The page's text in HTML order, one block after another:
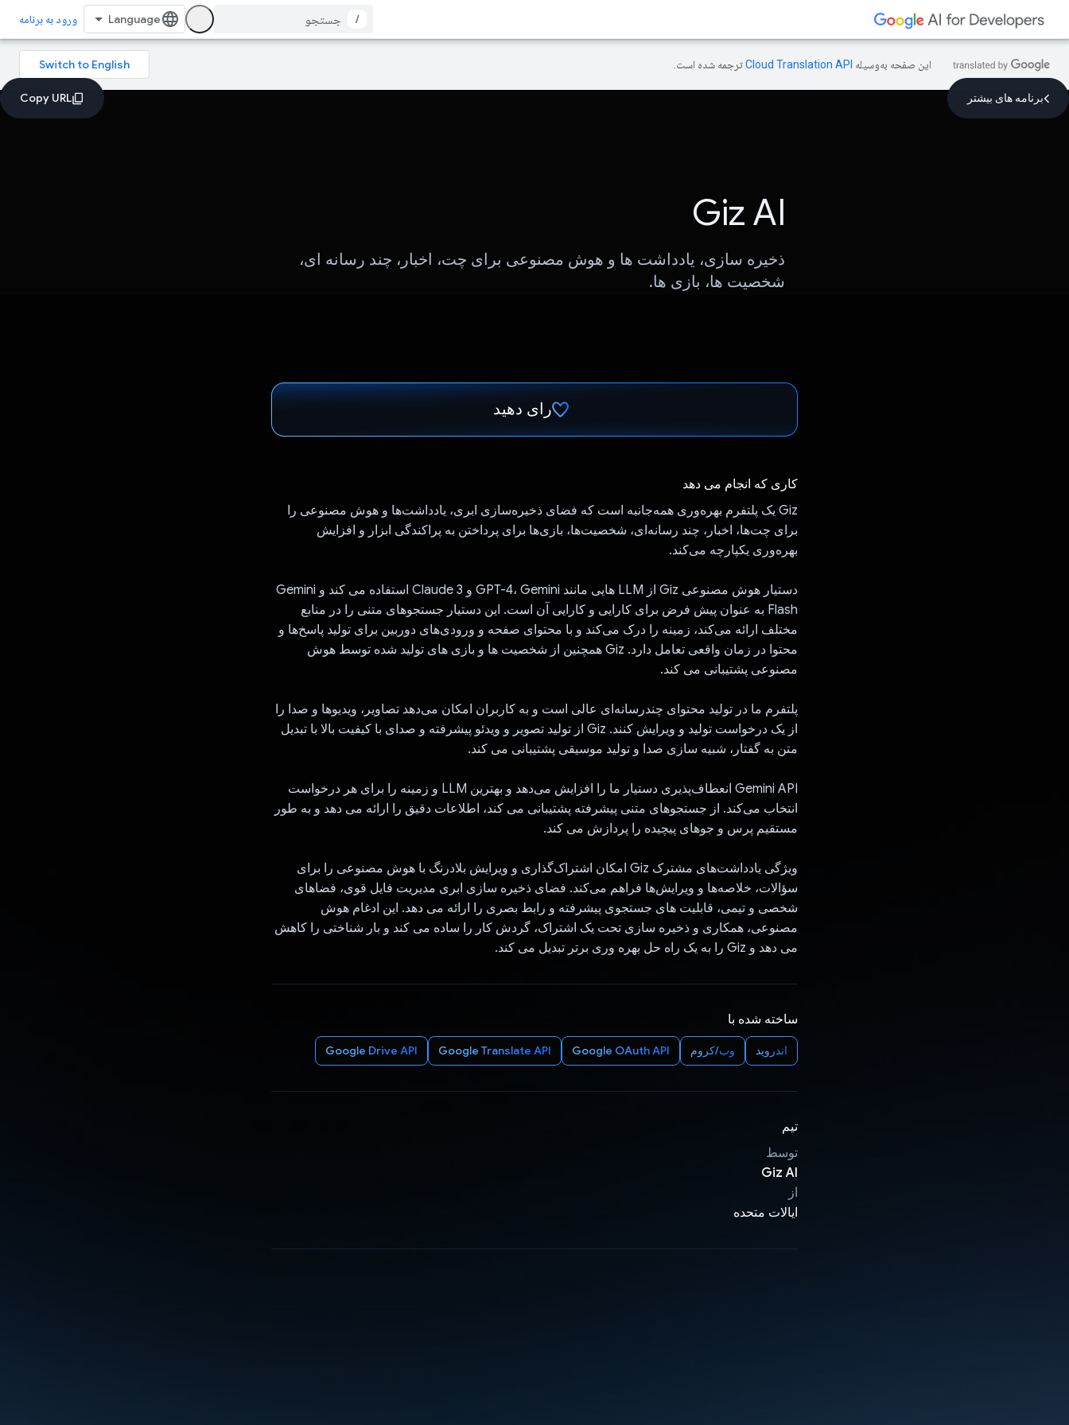
/ ورود به برنامه
این صفحه به‌وسیله ترجمه شده است.
برنامه های بیشتر
Giz AI
ذخیره سازی، یادداشت ها و هوش مصنوعی برای چت، اخبار، چند رسانه ای،
شخصیت ها، بازی ها.
رای دهید
کاری که انجام می دهد
Giz یک پلتفرم بهره‌وری همه‌جانبه است که فضای ذخیره‌سازی ابری، یادداشت‌ها و هوش مصنوعی را
برای چت‌ها، اخبار، چند رسانه‌ای، شخصیت‌ها، بازی‌ها برای پرداختن به پراکندگی ابزار و افزایش
بهره‌وری یکپارچه می‌کند.
دستیار هوش مصنوعی Giz از LLM هایی مانند GPT-4، Gemini و Claude 3 استفاده می کند و Gemini
Flash به عنوان پیش فرض برای کارایی و کارایی آن است. این دستیار جستجوهای متنی را در منابع
مختلف ارائه می‌کند، زمینه را درک می‌کند و با محتوای صفحه و ورودی‌های دوربین برای تولید پاسخ‌ها و
محتوا در زمان واقعی تعامل دارد. Giz همچنین از شخصیت ها و بازی های تولید شده توسط هوش
مصنوعی پشتیبانی می کند.
پلتفرم ما در تولید محتوای چندرسانه‌ای عالی است و به کاربران امکان می‌دهد تصاویر، ویدیوها و صدا را
از یک درخواست تولید و ویرایش کنند. Giz از تولید تصویر و ویدئو پیشرفته و صدای با کیفیت بالا با تبدیل
متن به گفتار، شبیه سازی صدا و تولید موسیقی پشتیبانی می کند.
Gemini API انعطاف‌پذیری دستیار ما را افزایش می‌دهد و بهترین LLM و زمینه را برای هر درخواست
انتخاب می‌کند. از جستجوهای متنی پیشرفته پشتیبانی می کند، اطلاعات دقیق را ارائه می دهد و به طور
مستقیم پرس و جوهای پیچیده را پردازش می کند.
ویژگی یادداشت‌های مشترک Giz امکان اشتراک‌گذاری و ویرایش بلادرنگ با هوش مصنوعی را برای
سؤالات، خلاصه‌ها و ویرایش‌ها فراهم می‌کند. فضای ذخیره سازی ابری مدیریت فایل قوی، فضاهای
شخصی و تیمی، قابلیت های جستجوی پیشرفته و رابط بصری را ارائه می دهد. این ادغام هوش
مصنوعی، همکاری و ذخیره سازی تحت یک اشتراک، گردش کار را ساده می کند و بار شناختی را کاهش
می دهد و Giz را به یک راه حل بهره وری برتر تبدیل می کند.
ساخته شده با
اندروید وب/کروم Google OAuth API
Google Translate API
Google Drive API
تیم
توسط
Giz AI
از
ایالات متحده